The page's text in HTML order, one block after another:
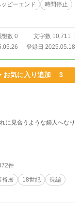
ピーエンド
時間停止
想数 0
文字数 10,711
登録日 2025.05.18
お気に入り追加 3
に見合うような婦人へなり
件
裕層 18世紀
長編